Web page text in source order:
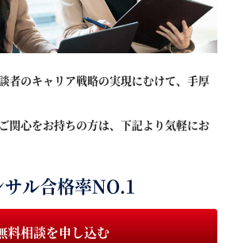
者のキャリア戦略の実現にむけて、手厚
関心をお持ちの方は、下記より気軽にお
サル合格率NO.1
料相談を申し込む